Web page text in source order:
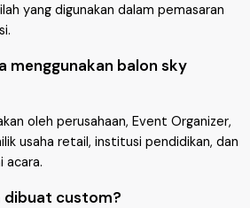
yang digunakan dalam pemasaran
menggunakan balon sky
oleh perusahaan, Event Organizer,
usaha retail, institusi pendidikan, dan
acara.
dibuat custom?